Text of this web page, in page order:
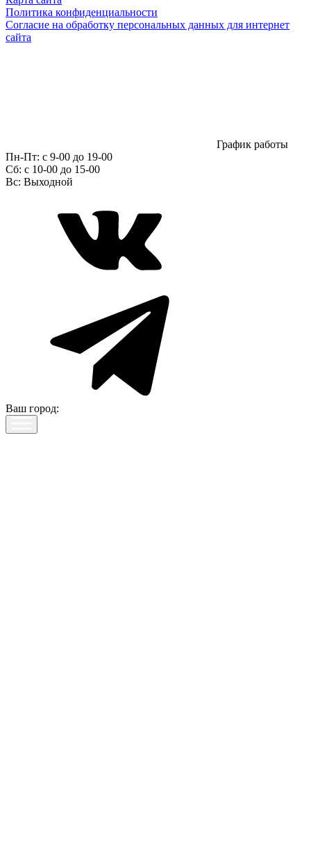
Политика конфиденциальности
Согласие на обработку персональных данных для интернет
сайта
График работы
Пн-Пт: с 9-00 до 19-00
Сб: c 10-00 до 15-00
Вс: Выходной
Ваш город: